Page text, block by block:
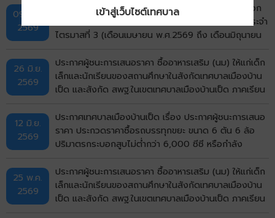
09 ก.ค.
2569
ประกาศผลผู้ชนะการจัดซื้อจัดจ้างหรือผู้ได้รับการคัดเลือก
และสาระสำคัญของสัญญาหรือข้อตกลงเป็นหนังสือ ประจำ
ไตรมาสที่ 3 (เดือนเมษายน พ.ศ.2569 ถึง เดือนมิถุนายน
26 มิ.ย.
2569
ประกาศผู้ชนะการเสนอราคา ซื้ออาหารเสริม (นม) ให้แก่เด็ก
เล็กและนักเรียนของสถานศึกษาในสังกัดเทศบาลเมืองบ้าน
เป็ด และสังกัด สพฐ.ในเขตเทศบาลเมืองบ้านเป็ด ภาคเรียน
12 มิ.ย.
2569
ประกาศเทศบาลเมืองบ้านเป็ด เรื่อง ประกาศผู้ชนะการเสนอ
ราคา ประกวดราคาซื้อรถบรรทุกขยะ ขนาด 6 ตัน 6 ล้อ
ปริมาตรกระบอกสูบไม่ต่ำกว่า 6,000 ซีซี หรือกำลัง
จำนวน 5 คัน ด้วยวิธีประกวดราคาอิเล็กทรอนิกส์ (e-
bidding) ประกาศประกวดราคา
25 พ.ค.
2569
ประกาศผู้ชนะการเสนอราคา ซื้ออาหารเสริม (นม) ให้แก่เด็ก
เล็กและนักเรียนของสถานศึกษาในสังกัดเทศบาลเมืองบ้าน
เป็ด และสังกัด สพฐ.ในเขตเทศบาลเมืองบ้านเป็ด ภาคเรียน
เข้าสู่เว็บไซต์เทศบาล